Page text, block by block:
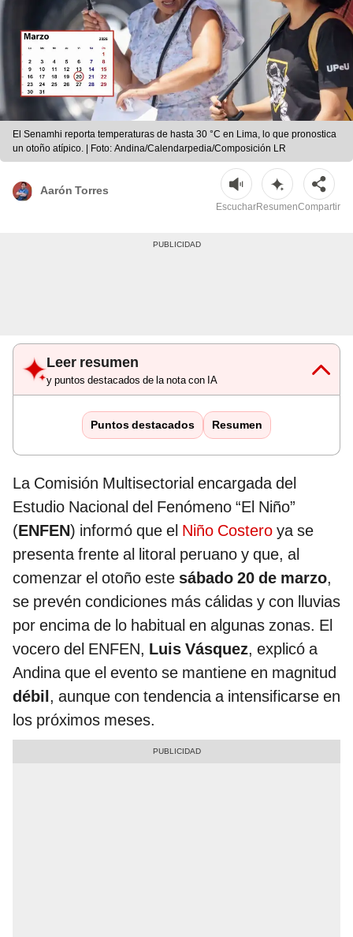
El Senamhi reporta temperaturas de hasta 30 °C en Lima, lo que pronostica
un otoño atípico. | Foto: Andina/Calendarpedia/Composición LR
Aarón Torres
EscucharResumenCompartir
Leer resumen
y puntos destacados de la nota con IA
Puntos destacados Resumen
La Comisión Multisectorial encargada del
Estudio Nacional del Fenómeno “El Niño”
(ENFEN) informó que el Niño Costero ya se
presenta frente al litoral peruano y que, al
comenzar el otoño este sábado 20 de marzo,
se prevén condiciones más cálidas y con lluvias
por encima de lo habitual en algunas zonas. El
vocero del ENFEN, Luis Vásquez, explicó a
Andina que el evento se mantiene en magnitud
débil, aunque con tendencia a intensificarse en
los próximos meses.